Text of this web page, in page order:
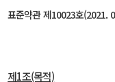
표준약관 제10023호(2021.
제1조(목적)